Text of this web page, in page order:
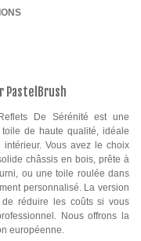
PastelBrush
De Sérénité est une
de haute qualité, idéale
Vous avez le choix
châssis en bois, prête à
ou une toile roulée dans
personnalisé. La version
réduire les coûts si vous
Nous offrons la
européenne.